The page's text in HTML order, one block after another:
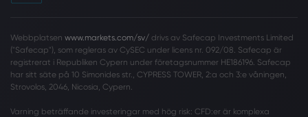
Webbplatsen www.markets.com/sv/ drivs av Safecap Investments Limited
("Safecap"), som regleras av CySEC under licens nr. 092/08. Safecap är
registrerat i Republiken Cypern under företagsnummer HE186196. Safecap
har sitt säte på 10 Simonides str., CYPRESS TOWER, 2:a och 3:e våningen,
Strovolos, 2046, Nicosia, Cypern.
Varning beträffande investeringar med hög risk: CFD:er är komplexa